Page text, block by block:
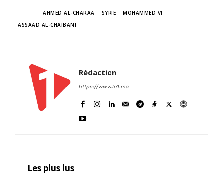
AHMED AL-CHARAA SYRIE
MOHAMMED VI
ASSAAD AL-CHAIBANI
Rédaction
https://www.le1.ma
Les plus lus